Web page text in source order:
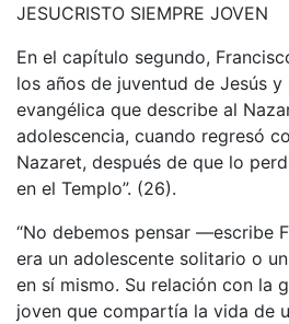
JESUCRISTO SIEMPRE JOVEN
En el capítulo segundo,
los años de juventud de Jesús
evangélica que describe al
adolescencia, cuando regresó
Nazaret, después de que lo
en el Templo”. (26).
“No debemos pensar —escribe
era un adolescente solitario o
en sí mismo. Su relación con la
joven que compartía la vida de